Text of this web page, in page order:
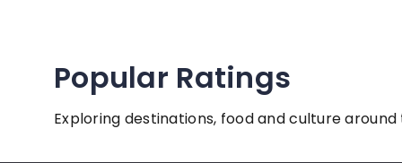
Popular Ratings
Exploring destinations, food and culture